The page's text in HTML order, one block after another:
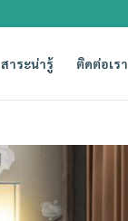
สาระน่ารู้ ติดต่อเรา